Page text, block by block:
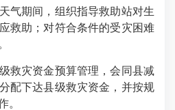
期间，组织指导救助站对生
救助；对符合条件的受灾困难
灾资金预算管理，会同县减
配下达县级救灾资金，并按规
。